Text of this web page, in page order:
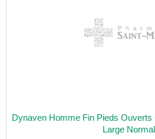
Dynaven Homme Fin Pieds
Large